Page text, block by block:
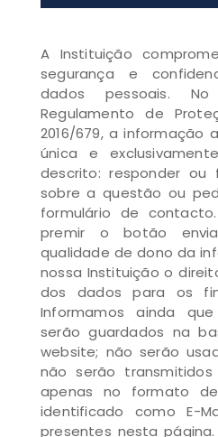
A Instituição
segurança e
dados pessoais.
Regulamento de
2016/679, a informação
única e
descrito: responder ou
sobre a questão ou
formulário de
premir o botão
qualidade de dono da
nossa Instituição o
dos dados para os
Informamos ainda
serão guardados na
website; não serão
não serão
apenas no formato
identificado como E-
presentes nesta